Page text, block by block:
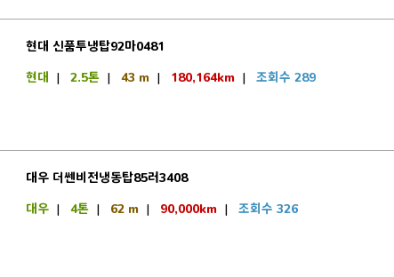
현대 신품투냉탑92마0481
현대 | 2.5톤| 43 m| 180,164km| 조회수 289
대우 더쎈비전냉동탑85러3408
대우| 4톤| 62 m| 90,000km| 조회수 326